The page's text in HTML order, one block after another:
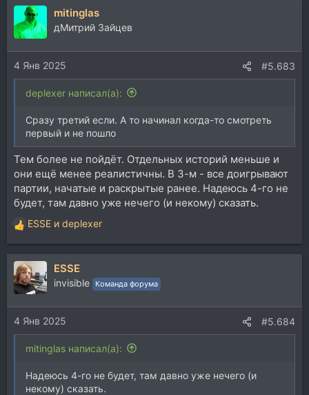
mitinglas
дМитрий Зайцев
4 Янв 2025 #5.683
deplexer написал(а):
Сразу третий если. А то начинал когда-то смотреть
первый и не пошло
Тем более не пойдёт. Отдельных историй меньше и
они ещё менее реалистичны. В 3-м - все доигрывают
партии, начатые и раскрытые ранее. Надеюсь 4-го не
будет, там давно уже нечего (и некому) сказать.
Р
е
а
к
ц
и
и
:
ESSE и deplexer
ESSE
invisible Команда форума
4 Янв 2025 #5.684
mitinglas написал(а):
Надеюсь 4-го не будет, там давно уже нечего (и
некому) сказать.